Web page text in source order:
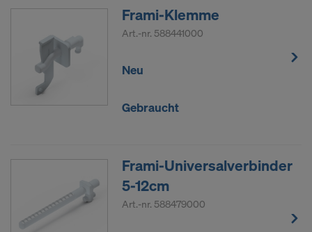
Frami-Klemme
Art.-nr. 588441000
Neu
Gebraucht
Frami-Universalverbinder
5-12cm
Art.-nr. 588479000